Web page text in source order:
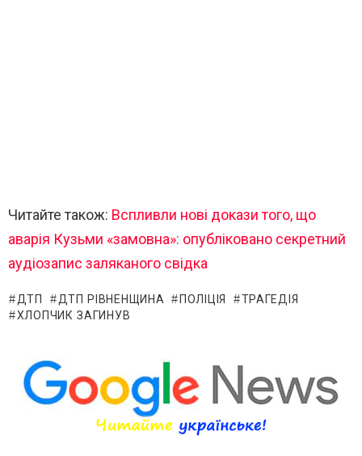
Читайте також: Вспливли нові докази того, що
аварія Кузьми «замовна»: опубліковано секретний
аудіозапис заляканого свідка
ДТП ДТП РІВНЕНЩИНА ПОЛІЦІЯ
ТРАГЕДІЯ
ХЛОПЧИК ЗАГИНУВ